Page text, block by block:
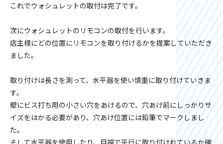
これでウォシュレットの取付は完了です。
次にウォシュレットのリモコンの取付を行います。
店主様にどの位置にリモコンを取り付けるかを提案していただき
ました。
取り付けは長さを測って、水平器を使い慎重に取り付けていきま
す。
壁にビス打ち用の小さい穴をあけるので、穴あけ前にしっかりサ
イズをはかる必要があり、穴あけ位置には鉛筆でマークしまし
た。
そして水平器を使用したり、目視で平行に取り付けれているか確